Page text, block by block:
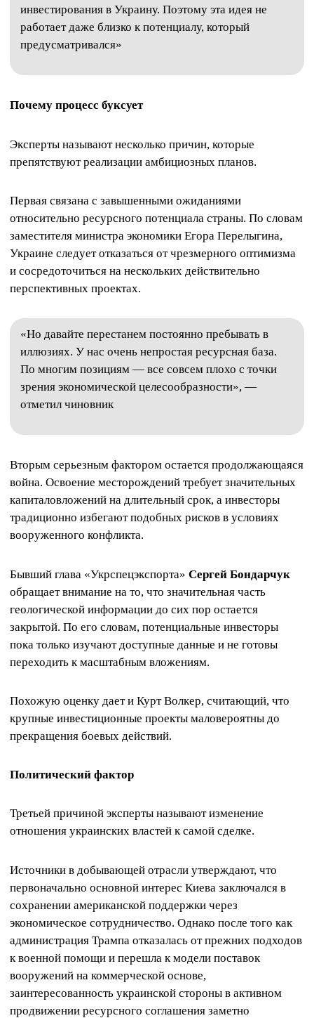
инвестирования в Украину. Поэтому эта идея не
работает даже близко к потенциалу, который
предусматривался»
Почему процесс буксует
Эксперты называют несколько причин, которые
препятствуют реализации амбициозных планов.
Первая связана с завышенными ожиданиями
относительно ресурсного потенциала страны. По словам
заместителя министра экономики Егора Перелыгина,
Украине следует отказаться от чрезмерного оптимизма
и сосредоточиться на нескольких действительно
перспективных проектах.
«Но давайте перестанем постоянно пребывать в
иллюзиях. У нас очень непростая ресурсная база.
По многим позициям — все совсем плохо с точки
зрения экономической целесообразности», —
отметил чиновник
Вторым серьезным фактором остается продолжающаяся
война. Освоение месторождений требует значительных
капиталовложений на длительный срок, а инвесторы
традиционно избегают подобных рисков в условиях
вооруженного конфликта.
Бывший глава «Укрспецэкспорта» Сергей Бондарчук
обращает внимание на то, что значительная часть
геологической информации до сих пор остается
закрытой. По его словам, потенциальные инвесторы
пока только изучают доступные данные и не готовы
переходить к масштабным вложениям.
Похожую оценку дает и Курт Волкер, считающий, что
крупные инвестиционные проекты маловероятны до
прекращения боевых действий.
Политический фактор
Третьей причиной эксперты называют изменение
отношения украинских властей к самой сделке.
Источники в добывающей отрасли утверждают, что
первоначально основной интерес Киева заключался в
сохранении американской поддержки через
экономическое сотрудничество. Однако после того как
администрация Трампа отказалась от прежних подходов
к военной помощи и перешла к модели поставок
вооружений на коммерческой основе,
заинтересованность украинской стороны в активном
продвижении ресурсного соглашения заметно